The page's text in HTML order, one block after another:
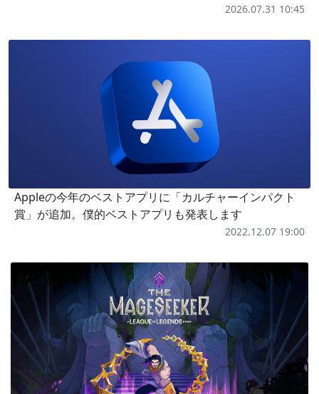
2026.07.31 10:45
Appleの今年のベストアプリに「カルチャーインパクト
賞」が追加。僕的ベストアプリも発表します
2022.12.07 19:00